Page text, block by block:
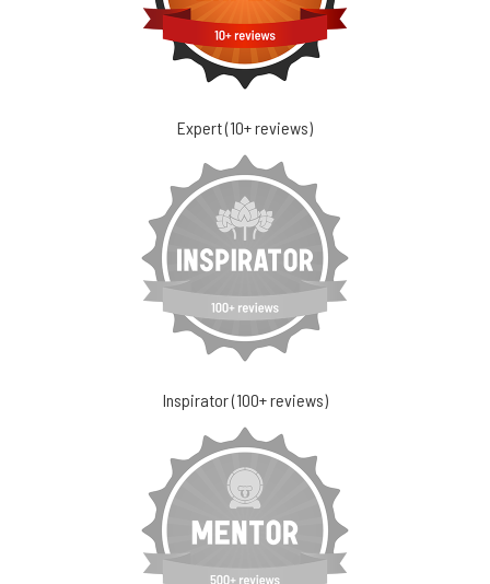
Expert (10+ reviews)
Inspirator (100+ reviews)